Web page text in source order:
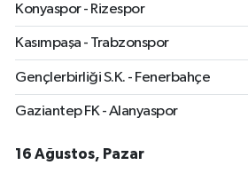
Konyaspor - Rizespor
Kasımpaşa - Trabzonspor
Gençlerbirliği S.K. - Fenerbahçe
Gaziantep FK - Alanyaspor
16 Ağustos, Pazar